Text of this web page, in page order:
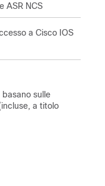
ASR NCS
a Cisco IOS
sulle
a titolo